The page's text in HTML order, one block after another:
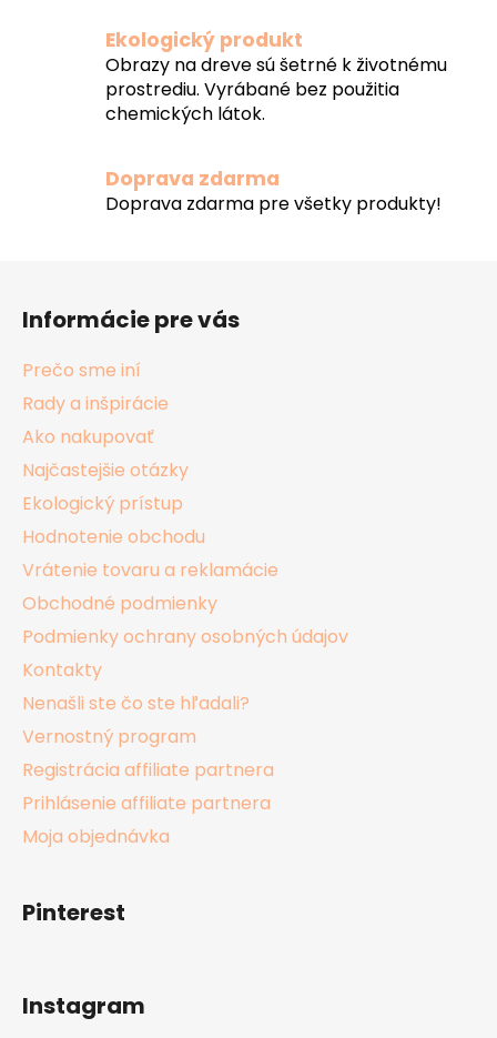
Ekologický produkt
Obrazy na dreve sú šetrné k životnému
prostrediu. Vyrábané bez použitia
chemických látok.
Doprava zdarma
Doprava zdarma pre všetky produkty!
Informácie pre vás
Prečo sme iní
Rady a inšpirácie
Ako nakupovať
Najčastejšie otázky
Ekologický prístup
Hodnotenie obchodu
Vrátenie tovaru a reklamácie
Obchodné podmienky
Podmienky ochrany osobných údajov
Kontakty
Nenašli ste čo ste hľadali?
Vernostný program
Registrácia affiliate partnera
Prihlásenie affiliate partnera
Moja objednávka
Pinterest
Instagram